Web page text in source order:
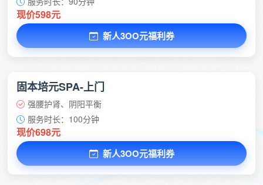
现价598元
新人3OO元福利券
固本培元SPA-上门
强腰护肾、阴阳平衡
服务时长：100分钟
现价698元
新人3OO元福利券